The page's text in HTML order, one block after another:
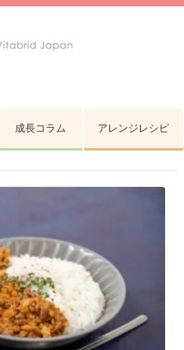
成長コラム アレンジレシピ